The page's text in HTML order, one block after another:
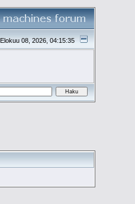
Elokuu 08, 2026, 04:15:35